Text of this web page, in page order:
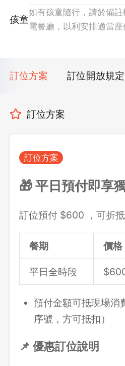
孩童
如有孩童隨行，請於備
電餐廳，以利安排適當座
訂位方案 訂位開放規定
訂位方案
訂位方案
🎁 平日預付即享
訂位預付 $600 ，可折
餐期 價格
平日全時段
預付金額可抵現場消
序號，方可抵扣）
📌 優惠訂位說明